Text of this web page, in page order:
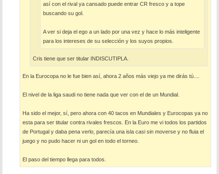
así con el rival ya cansado puede entrar CR fresco y a tope
buscando su gol.
A ver si deja el ego a un lado por una vez y hace lo más inteligente
para los intereses de su selección y los suyos propios.
Cris tiene que ser titular INDISCUTIPLA.
En la Eurocopa no le fue bien así, ahora 2 años más viejo ya me dirás tú....
El nivel de la liga saudi no tiene nada que ver con el de un Mundial.
Ha sido el mejor, sí, pero ahora con 40 tacos en Mundiales y Eurocopas ya no
esta para ser titular contra rivales frescos. En la Euro me vi todos los partidos
de Portugal y daba pena verlo, parecía una isla casi sin moverse y no fluia el
juego y no pudo hacer ni un gol en todo el torneo.
El paso del tiempo llega para todos.